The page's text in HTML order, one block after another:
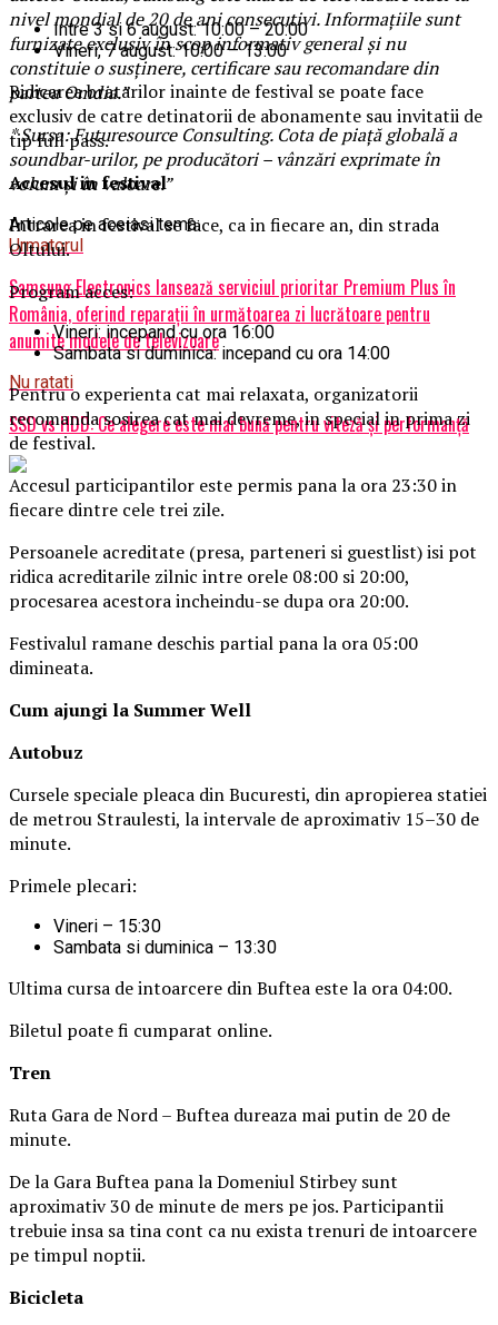
nivel mondial de 20 de ani consecutivi. Informațiile sunt
furnizate exclusiv în scop informativ general și nu
constituie o susținere, certificare sau recomandare din
partea Omdia.”
* Sursa: Futuresource Consulting. Cota de piață globală a
soundbar-urilor, pe producători – vânzări exprimate în
volum și în valoare.”
Articole pe aceiasi tema:
Urmatorul
Samsung Electronics lansează serviciul prioritar Premium Plus în
România, oferind reparații în următoarea zi lucrătoare pentru
anumite modele de televizoare
Nu ratati
SSD vs HDD: Ce alegere este mai bună pentru viteză și performanță
Intre 3 si 6 august: 10:00 – 20:00
Vineri, 7 august: 10:00 – 13:00
Ridicarea bratarilor inainte de festival se poate face
exclusiv de catre detinatorii de abonamente sau invitatii de
tip full pass.
Accesul in festival
Intrarea in festival se face, ca in fiecare an, din strada
Oltului.
Program acces:
Vineri: incepand cu ora 16:00
Sambata si duminica: incepand cu ora 14:00
Pentru o experienta cat mai relaxata, organizatorii
recomanda sosirea cat mai devreme, in special in prima zi
de festival.
Accesul participantilor este permis pana la ora 23:30 in
fiecare dintre cele trei zile.
Persoanele acreditate (presa, parteneri si guestlist) isi pot
ridica acreditarile zilnic intre orele 08:00 si 20:00,
procesarea acestora incheindu-se dupa ora 20:00.
Festivalul ramane deschis partial pana la ora 05:00
dimineata.
Cum ajungi la Summer Well
Autobuz
Cursele speciale pleaca din Bucuresti, din apropierea statiei
de metrou Straulesti, la intervale de aproximativ 15–30 de
minute.
Primele plecari:
Vineri – 15:30
Sambata si duminica – 13:30
Ultima cursa de intoarcere din Buftea este la ora 04:00.
Biletul poate fi cumparat online.
Tren
Ruta Gara de Nord – Buftea dureaza mai putin de 20 de
minute.
De la Gara Buftea pana la Domeniul Stirbey sunt
aproximativ 30 de minute de mers pe jos. Participantii
trebuie insa sa tina cont ca nu exista trenuri de intoarcere
pe timpul noptii.
Bicicleta